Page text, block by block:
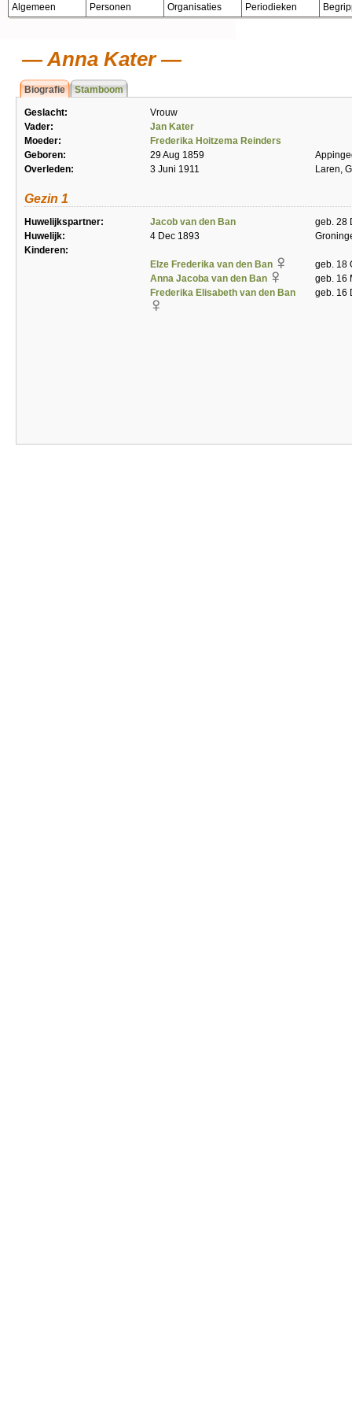
Algemeen Personen Organisaties Periodieken
Anna Kater
Biografie Stamboom
Geslacht:
Vrouw
Vader:
Jan Kater
Moeder:
Frederika Hoitzema Reinders
Geboren:
29 Aug 1859
Overleden:
3 Juni 1911 Laren,
Gezin 1
Huwelijkspartner: Jacob van den Ban
geb. 28
Huwelijk:
4 Dec 1893
Kinderen:
Elze Frederika van den Ban
geb. 18
Anna Jacoba van den Ban
geb. 16
Frederika Elisabeth van den Ban
geb. 16